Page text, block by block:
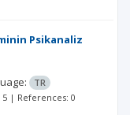
Psikanaliz
TR
| References: 0